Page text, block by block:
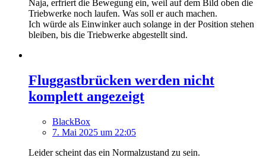
Naja, erfriert die Bewegung ein, weil auf dem Bild oben die
Triebwerke noch laufen. Was soll er auch machen.
Ich würde als Einwinker auch solange in der Position stehen
bleiben, bis die Triebwerke abgestellt sind.
Fluggastbrücken werden nicht
komplett angezeigt
BlackBox
7. Mai 2025 um 22:05
Leider scheint das ein Normalzustand zu sein.